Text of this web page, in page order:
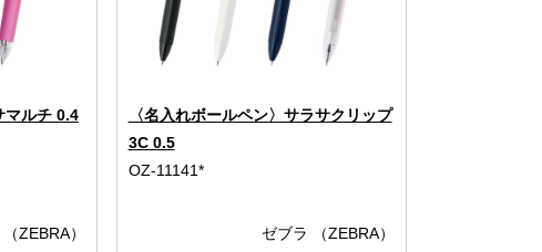
マルチ 0.4
ZEBRA）
〈名入れボールペン〉サラサクリップ
3C 0.5
OZ-11141*
ゼブラ （ZEBRA）